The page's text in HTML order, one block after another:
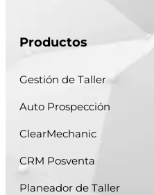
Productos
Gestión de Taller
Auto Prospección
ClearMechanic
CRM Posventa
Planeador de Taller